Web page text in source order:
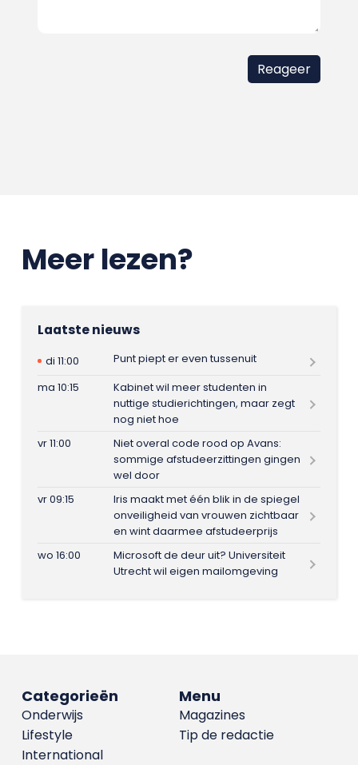
Meer lezen?
Laatste nieuws
di 11:00
Punt piept er even tussenuit
ma 10:15
Kabinet wil meer studenten in
nuttige studierichtingen, maar zegt
nog niet hoe
vr 11:00
Niet overal code rood op Avans:
sommige afstudeerzittingen gingen
wel door
vr 09:15
Iris maakt met één blik in de spiegel
onveiligheid van vrouwen zichtbaar
en wint daarmee afstudeerprijs
wo 16:00
Microsoft de deur uit? Universiteit
Utrecht wil eigen mailomgeving
Menu
Magazines
Tip de redactie
Categorieën
Onderwijs
Lifestyle
International